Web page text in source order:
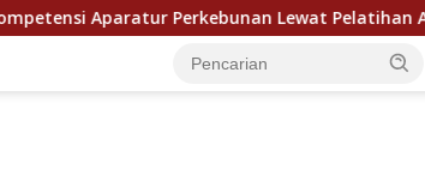
Lewat Pelatihan Avenza Maps di Way Kanan